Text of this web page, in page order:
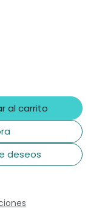
al carrito
deseos